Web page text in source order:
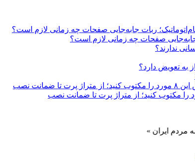
ربات جابه‌جایی صفحات چه زمانی لازم است؟
جابه‌جایی صفحات چه زمانی لازم است؟
ندارند؟
به تعویض دارد؟
نصب